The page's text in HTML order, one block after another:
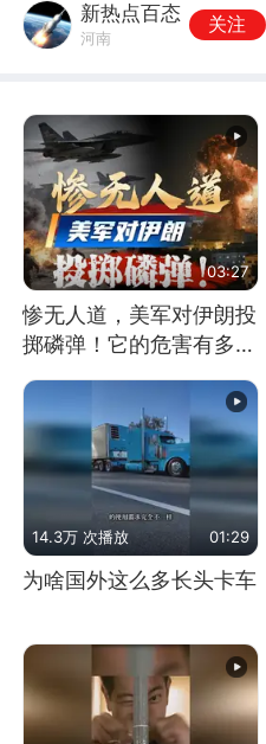
新热点百态
河南
关注
03:27
惨无人道，美军对伊朗投
掷磷弹！它的危害有多
14.3万 次播放 01:29
为啥国外这么多长头卡车